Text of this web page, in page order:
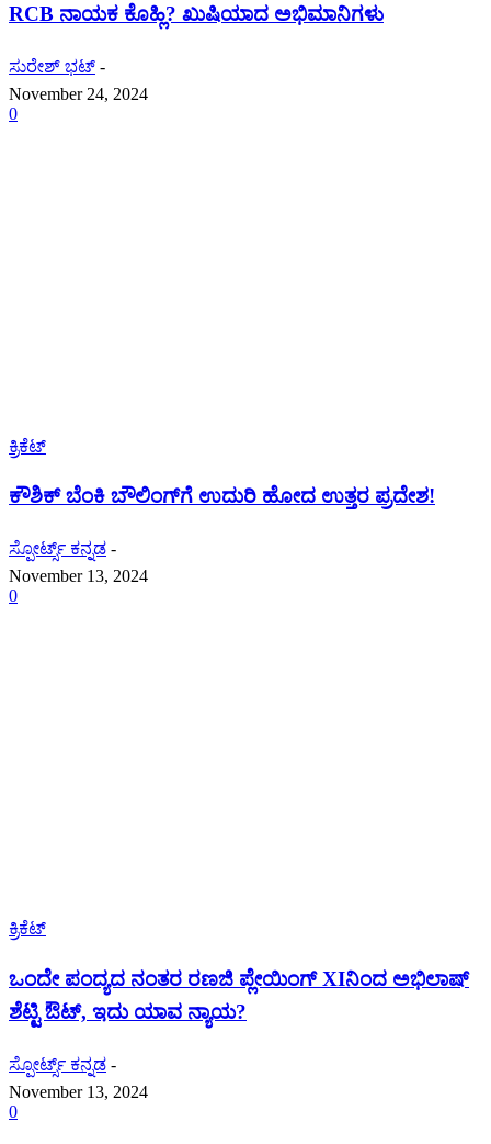
RCB ನಾಯಕ ಕೊಹ್ಲಿ? ಖುಷಿಯಾದ ಅಭಿಮಾನಿಗಳು
ಸುರೇಶ್ ಭಟ್ -
November 24, 2024
0
ಕ್ರಿಕೆಟ್
ಕೌಶಿಕ್ ಬೆಂಕಿ ಬೌಲಿಂಗ್‌ಗೆ ಉದುರಿ ಹೋದ ಉತ್ತರ ಪ್ರದೇಶ!
ಸ್ಪೋರ್ಟ್ಸ್ ಕನ್ನಡ -
November 13, 2024
0
ಕ್ರಿಕೆಟ್
ಒಂದೇ ಪಂದ್ಯದ ನಂತರ ರಣಜಿ ಪ್ಲೇಯಿಂಗ್ XIನಿಂದ ಅಭಿಲಾಷ್
ಶೆಟ್ಟಿ ಔಟ್, ಇದು ಯಾವ ನ್ಯಾಯ?
ಸ್ಪೋರ್ಟ್ಸ್ ಕನ್ನಡ -
November 13, 2024
0